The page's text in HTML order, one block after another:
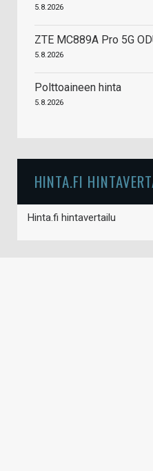
5.8.2026
ZTE MC889A Pro 5G
5.8.2026
Polttoaineen hinta
5.8.2026
HINTA.FI
Hinta.fi hintavertailu